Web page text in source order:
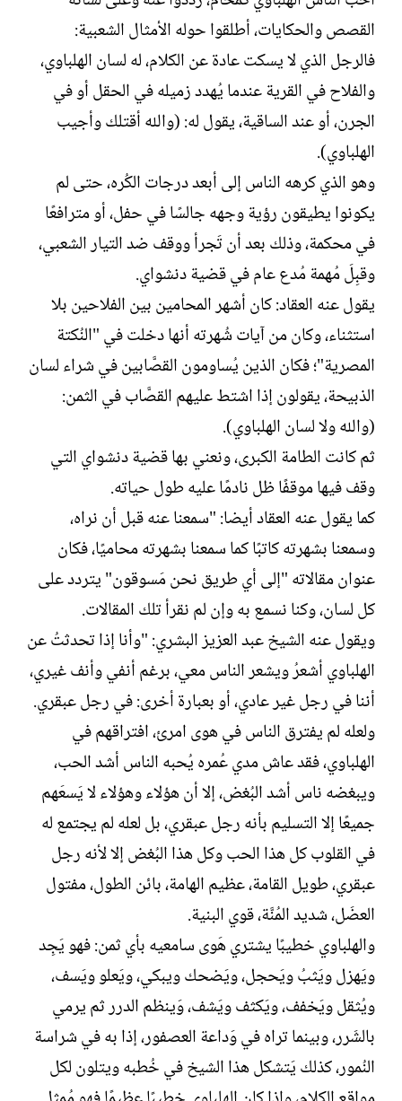
القصص والحكايات، أطلقوا حوله الأمثال الشعبية:
فالرجل الذي لا يسكت عادة عن الكلام، له لسان الهلباوي،
والفلاح في القرية عندما يُهدد زميله في الحقل أو في
الجرن، أو عند الساقية، يقول له: (والله أقتلك وأجيب
الهلباوي).
وهو الذي كرهه الناس إلى أبعد درجات الكُره، حتى لم
يكونوا يطيقون رؤية وجهه جالسًا في حفل، أو مترافعًا
في محكمة، وذلك بعد أن تَجرأ ووقف ضد التيار الشعبي،
وقبِلَ مُهمة مُدع عام في قضية دنشواي.
يقول عنه العقاد: كان أشهر المحامين بين الفلاحين بلا
استثناء، وكان من آيات شُهرته أنها دخلت في "النُكتة
المصرية"؛ فكان الذين يُساومون القصَّابين في شراء لسان
الذبيحة، يقولون إذا اشتط عليهم القصَّاب في الثمن:
(والله ولا لسان الهلباوي).
ثم كانت الطامة الكبرى، ونعني بها قضية دنشواي التي
وقف فيها موقفًا ظل نادمًا عليه طول حياته.
كما يقول عنه العقاد أيضا: "سمعنا عنه قبل أن نراه،
وسمعنا بشهرته كاتبًا كما سمعنا بشهرته محاميًا، فكان
عنوان مقالاته "إلى أي طريق نحن مَسوقون" يتردد على
كل لسان، وكنا نسمع به وإن لم نقرأ تلك المقالات.
ويقول عنه الشيخ عبد العزيز البشري: "وأنا إذا تحدثتُ عن
الهلباوي أشعرُ ويشعر الناس معي، برغم أنفي وأنف غيري،
أننا في رجل غير عادي، أو بعبارة أخرى: في رجل عبقري.
ولعله لم يفترق الناس في هوى امرئ، افتراقهم في
الهلباوي، فقد عاش مدي عُمره يُحبه الناس أشد الحب،
ويبغضه ناس أشد البُغض، إلا أن هؤلاء وهؤلاء لا يَسعَهم
جميعًا إلا التسليم بأنه رجل عبقري، بل لعله لم يجتمع له
في القلوب كل هذا الحب وكل هذا البُغض إلا لأنه رجل
عبقري، طويل القامة، عظيم الهامة، بائن الطول، مفتول
العضَل، شديد المُنَّة، قوي البنية.
والهلباوي خطيبًا يشتري هَوى سامعيه بأي ثمن: فهو يَجِد
ويَهزل ويَثبُ ويَحجل، ويَضحك ويبكي، ويَعلو ويَسف،
ويُثقل ويَخفف، ويَكثف ويَشف، وَينظم الدرر ثم يرمي
بالشَرر، وبينما تراه في وَداعة العصفور، إذا به في شراسة
النُمور، كذلك يَتشكل هذا الشيخ في خُطبه ويتلون لكل